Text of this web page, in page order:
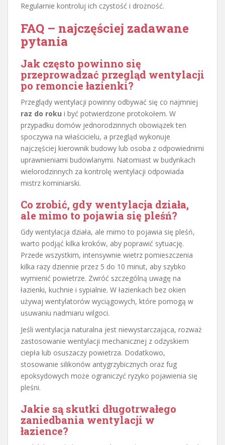
Regularnie kontroluj ich czystość i drożność.
FAQ – najczęściej zadawane
pytania
Jak często powinno się
przeprowadzać przegląd wentylacji
po remoncie łazienki?
Przeglądy wentylacji powinny odbywać się co najmniej
raz do roku i być potwierdzone protokołem. W
przypadku domów jednorodzinnych obowiązek ten
spoczywa na właścicielu, a przegląd wykonuje
najczęściej kierownik budowy lub osoba z odpowiednimi
uprawnieniami budowlanymi. Natomiast w budynkach
wielorodzinnych za kontrolę wentylacji odpowiada
mistrz kominiarski.
Co zrobić, gdy wentylacja działa,
ale mimo to pojawia się pleśń?
Gdy wentylacja działa, ale mimo to pojawia się pleśń,
warto podjąć kilka kroków, aby poprawić sytuację.
Przede wszystkim, intensywnie wietrz pomieszczenia
kilka razy dziennie przez 5 do 10 minut, aby szybko
wymienić powietrze. Zwróć szczególną uwagę na
łazienki, kuchnie i sypialnie. W łazienkach bez okien
używaj wentylatorów wyciągowych, które pomogą w
usuwaniu nadmiaru wilgoci.
Jeśli wentylacja naturalna jest niewystarczająca, rozważ
zastosowanie wentylacji mechanicznej z odzyskiem
ciepła lub osuszaczy powietrza. Dodatkowo,
stosowanie silikonów antygrzybicznych oraz fug
epoksydowych może ograniczyć ryzyko pojawienia się
pleśni.
Jakie są skutki długotrwałego
zaniedbania wentylacji w
łazience?